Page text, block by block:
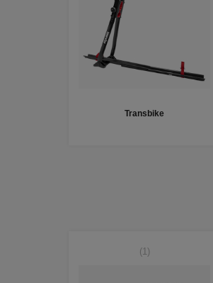
Transbike
(1)